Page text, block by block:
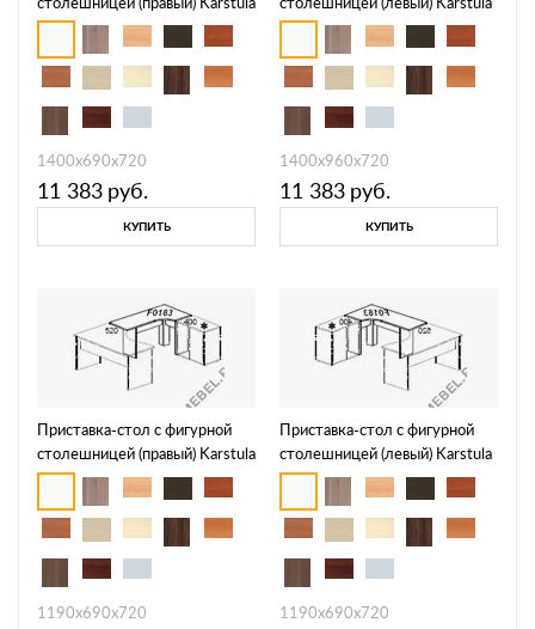
F0181
1400х690х720
11 383 руб.
КУПИТЬ
F0182
1400х960х720
11 383 руб.
КУПИТЬ
Приставка-стол с фигурной
столешницей (правый) Karstula
F0183
1190х690х720
Приставка-стол с фигурной
столешницей (левый) Karstula
F0184
1190х690х720